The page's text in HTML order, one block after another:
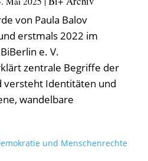
von Paula Balov
erstmals 2022 im
e. V.
zentrale Begriffe der
versteht Identitäten und
wandelbare